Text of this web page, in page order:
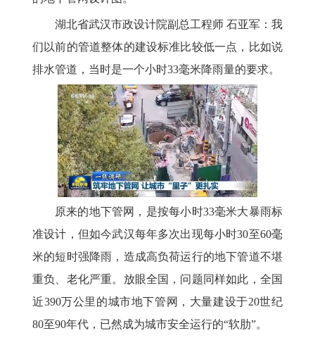
湖北省武汉市政设计院副总工程师 石亚军：我
们以前的管道整体的建设标准比较低一点，比如说
排水管道，当时是一个小时33毫米降雨量的要求。
原来的地下管网，是按每小时33毫米大暴雨标
准设计，但如今武汉每年多次出现每小时30至60毫
米的短时强降雨，造成高负荷运行的地下管道不堪
重负、老化严重。放眼全国，问题同样如此，全国
近390万公里的城市地下管网，大量建设于20世纪
80至90年代，已然成为城市安全运行的“软肋”。